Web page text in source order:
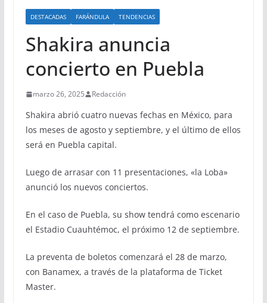
DESTACADAS FARÁNDULA TENDENCIAS
Shakira anuncia
concierto en Puebla
marzo 26, 2025 Redacción
Shakira abrió cuatro nuevas fechas en México, para
los meses de agosto y septiembre, y el último de ellos
será en Puebla capital.
Luego de arrasar con 11 presentaciones, «la Loba»
anunció los nuevos conciertos.
En el caso de Puebla, su show tendrá como escenario
el Estadio Cuauhtémoc, el próximo 12 de septiembre.
La preventa de boletos comenzará el 28 de marzo,
con Banamex, a través de la plataforma de Ticket
Master.